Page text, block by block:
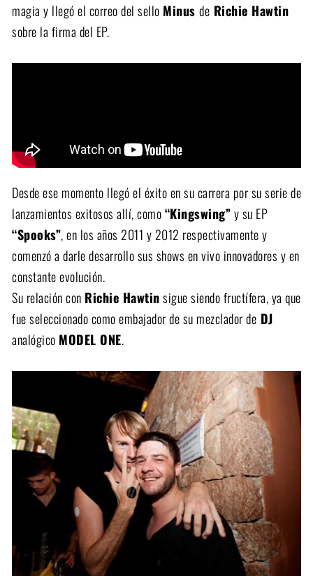
magia y llegó el correo del sello Minus de Richie Hawtin
sobre la firma del EP.
Desde ese momento llegó el éxito en su carrera por su serie de
lanzamientos exitosos allí, como“Kingswing”y su EP
“Spooks”, en los años 2011 y 2012 respectivamente y
comenzó a darle desarrollo sus shows en vivo innovadores y en
constante evolución.
Su relación con Richie Hawtinsigue siendo fructífera, ya que
fue seleccionado como embajador de su mezclador de DJ
analógico MODEL ONE.